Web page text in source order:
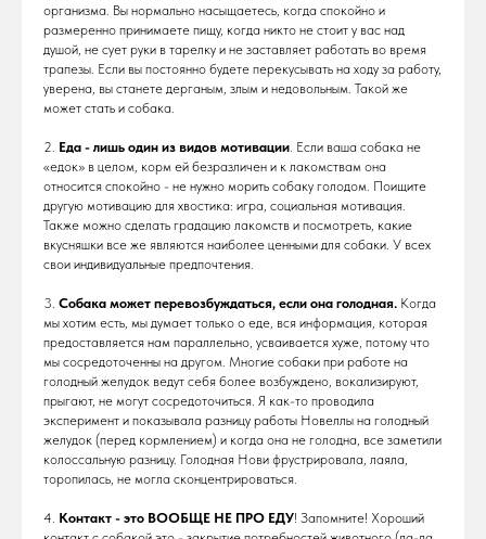
организма. Вы нормально насыщаетесь, когда спокойно и
размеренно принимаете пищу, когда никто не стоит у вас над
душой, не сует руки в тарелку и не заставляет работать во время
трапезы. Если вы постоянно будете перекусывать на ходу за работу,
уверена, вы станете дерганым, злым и недовольным. Такой же
может стать и собака.
2. Еда - лишь один из видов мотивации. Если ваша собака не
«едок» в целом, корм ей безразличен и к лакомствам она
относится спокойно - не нужно морить собаку голодом. Поищите
другую мотивацию для хвостика: игра, социальная мотивация.
Также можно сделать градацию лакомств и посмотреть, какие
вкусняшки все же являются наиболее ценными для собаки. У всех
свои индивидуальные предпочтения.
3. Собака может перевозбуждаться, если она голодная. Когда
мы хотим есть, мы думает только о еде, вся информация, которая
предоставляется нам параллельно, усваивается хуже, потому что
мы сосредоточенны на другом. Многие собаки при работе на
голодный желудок ведут себя более возбуждено, вокализируют,
прыгают, не могут сосредоточиться. Я как-то проводила
эксперимент и показывала разницу работы Новеллы на голодный
желудок (перед кормлением) и когда она не голодна, все заметили
колоссальную разницу. Голодная Нови фрустрировала, лаяла,
торопилась, не могла сконцентрироваться.
4. Контакт - это ВООБЩЕ НЕ ПРО ЕДУ! Запомните! Хороший